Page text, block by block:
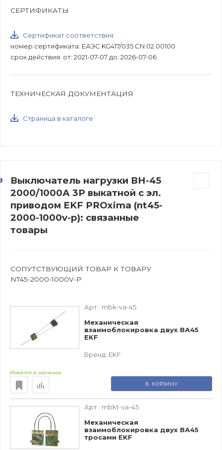
СЕРТИФИКАТЫ
Сертификат соответствия
номер сертификата: ЕАЭС KG417/035.CN.02.00100
срок действия: от: 2021-07-07 до: 2026-07-06
ТЕХНИЧЕСКАЯ ДОКУМЕНТАЦИЯ
Страница в каталоге
Выключатель нагрузки ВН-45
2000/1000А 3P выкатной с эл.
приводом EKF PROxima (nt45-
2000-1000v-p): связанные
товары
СОПУТСТВУЮЩИЙ ТОВАР К ТОВАРУ
NT45-2000-1000V-P
Арт.: mbk-va-45
Механическая
взаимоблокировка двух ВА45
EKF
Бренд: EKF
Имеется в наличии
В КОРЗИНУ
Арт.: mbkt-va-45
Механическая
взаимоблокировка двух ВА45
тросами EKF